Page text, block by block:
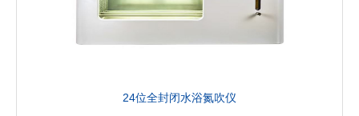
24位全封闭水浴氮吹仪